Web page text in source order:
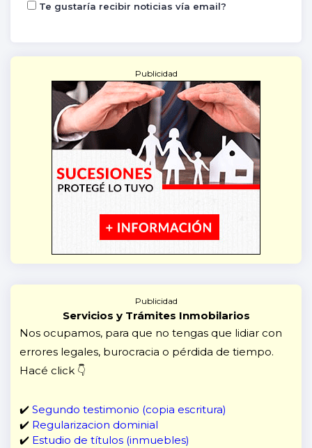
Te gustaría recibir noticias vía email?
Publicidad
Publicidad
Servicios y Trámites Inmobilarios
Nos ocupamos, para que no tengas que lidiar con
errores legales, burocracia o pérdida de tiempo.
Hacé click 👇
✔️ Segundo testimonio (copia escritura)
✔️ Regularizacion dominial
✔️ Estudio de títulos (inmuebles)